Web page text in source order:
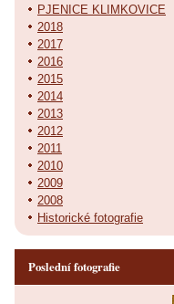
PJENICE KLIMKOVICE
2018
2017
2016
2015
2014
2013
2012
2011
2010
2009
2008
Historické fotografie
Poslední fotografie